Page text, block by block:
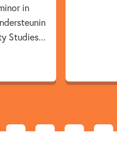
in
Studies...